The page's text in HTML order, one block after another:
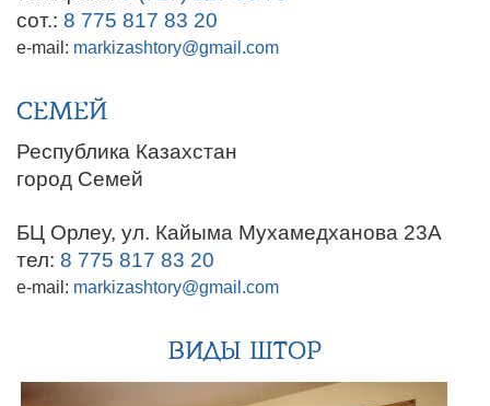
сот.: 8 775 817 83 20
e-mail: markizashtory@gmail.com
СЕМЕЙ
Республика Казахстан
город Семей
БЦ Орлеу, ул. Кайыма Мухамедханова 23А
тел: 8 775 817 83 20
e-mail: markizashtory@gmail.com
ВИДЫ ШТОР